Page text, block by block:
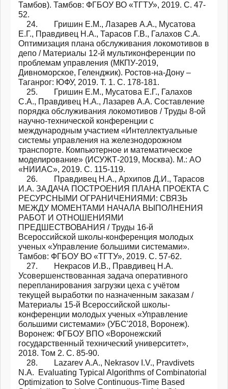
Тамбов). Тамбов: ФГБОУ ВО «ТГТУ», 2019. С. 47-
52.
24. Гришин Е.М., Лазарев А.А., Мусатова
Е.Г., Правдивец Н.А., Тарасов Г.В., Галахов С.А.
Оптимизация плана обслуживания локомотивов в
депо / Материалы 12-й мультиконференции по
проблемам управления (МКПУ-2019,
Дивноморское, Геленджик). Ростов-на-Дону –
Таганрог: ЮФУ, 2019. Т. 1. С. 178-181.
25. Гришин Е.М., Мусатова Е.Г., Галахов
С.А., Правдивец Н.А., Лазарев А.А. Составление
порядка обслуживания локомотивов / Труды 8-ой
научно-технической конференции с
международным участием «Интеллектуальные
системы управления на железнодорожном
транспорте. Компьютерное и математическое
моделирование» (ИСУЖТ-2019, Москва). М.: АО
«НИИАС», 2019. С. 115-119.
26. Правдивец Н.А., Архипов Д.И., Тарасов
И.А. ЗАДАЧА ПОСТРОЕНИЯ ПЛАНА ПРОЕКТА С
РЕСУРСНЫМИ ОГРАНИЧЕНИЯМИ: СВЯЗЬ
МЕЖДУ МОМЕНТАМИ НАЧАЛА ВЫПОЛНЕНИЯ
РАБОТ И ОТНОШЕНИЯМИ
ПРЕДШЕСТВОВАНИЯ / Труды 16-й
Всероссийской школы-конференция молодых
ученых «Управление большими системами».
Тамбов: ФГБОУ ВО «ТГТУ», 2019. С. 57-62.
27. Некрасов И.В., Правдивец Н.А.
Усовершенствованная задача оперативного
перепланирования загрузки цеха с учётом
текущей выработки по назначенным заказам /
Материалы 15-й Всероссийской школы-
конференции молодых ученых «Управление
большими системами» (УБС'2018, Воронеж).
Воронеж: ФГБОУ ВПО «Воронежский
государственный технический университет»,
2018. Том 2. С. 85-90.
28. Lazarev А.А., Nekrasov I.V., Pravdivets
N.A. Evaluating Typical Algorithms of Combinatorial
Optimization to Solve Continuous-Time Based